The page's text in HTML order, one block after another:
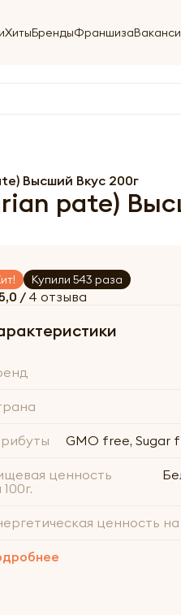
ХитыБрендыФраншиза
Высший Вкус 200г
pate)
Купили 543 раза
/ 4 отзыва
GMO free, Sugar
ценность
100г.
ценность на